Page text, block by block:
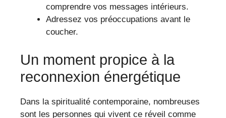
comprendre vos messages intérieurs.
Adressez vos préoccupations avant le
coucher.
Un moment propice à la
reconnexion énergétique
Dans la spiritualité contemporaine, nombreuses
sont les personnes qui vivent ce réveil comme